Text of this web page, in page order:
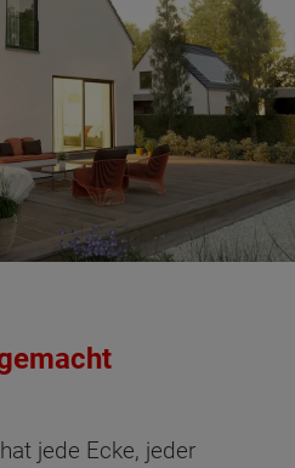
jede Ecke, jeder